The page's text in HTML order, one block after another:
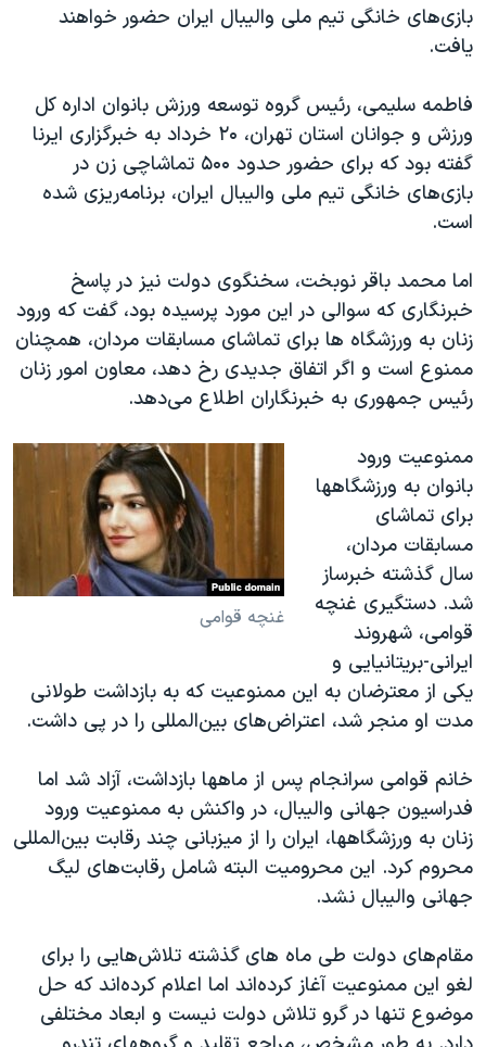
بازی‌های خانگی تیم ملی والیبال ایران حضور خواهند
یافت.
فاطمه سلیمی، رئیس گروه توسعه ورزش بانوان اداره کل
ورزش و جوانان استان تهران، ۲۰ خرداد به خبرگزاری ایرنا
گفته بود که برای حضور حدود ۵۰۰ تماشاچی زن در
بازی‌های خانگی تیم ملی والیبال ایران، برنامه‌ریزی شده
است.
اما محمد باقر نوبخت، سخنگوی دولت نیز در پاسخ
خبرنگاری که سوالی در این مورد پرسیده بود، گفت که ورود
زنان به ورزشگاه ها برای تماشای مسابقات مردان، همچنان
ممنوع است و اگر اتفاق جدیدی رخ دهد، معاون امور زنان
رئیس جمهوری به خبرنگاران اطلاع می‌دهد.
غنچه قوامی
ممنوعیت ورود
بانوان به ورزشگاهها
برای تماشای
مسابقات مردان،
سال گذشته خبرساز
شد. دستگیری غنچه
قوامی، شهروند
ایرانی-بریتانیایی و
یکی از معترضان به این ممنوعیت که به بازداشت طولانی
مدت او منجر شد، اعتراض‌های بین‌المللی را در پی داشت.
خانم قوامی سرانجام پس از ماهها بازداشت، آزاد شد اما
فدراسیون جهانی والیبال، در واکنش به ممنوعیت ورود
زنان به ورزشگاهها، ایران را از میزبانی چند رقابت‌ بین‌المللی
محروم کرد. این محرومیت البته شامل رقابت‌های لیگ
جهانی والیبال نشد.
مقام‌های دولت طی ماه های گذشته تلاش‌هایی را برای
لغو این ممنوعیت آغاز کرده‌اند اما اعلام کرده‌اند که حل
موضوع تنها در گرو تلاش دولت نیست و ابعاد مختلفی